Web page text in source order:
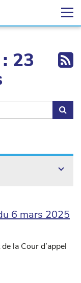
23
6 mars 2025
la Cour d’appel